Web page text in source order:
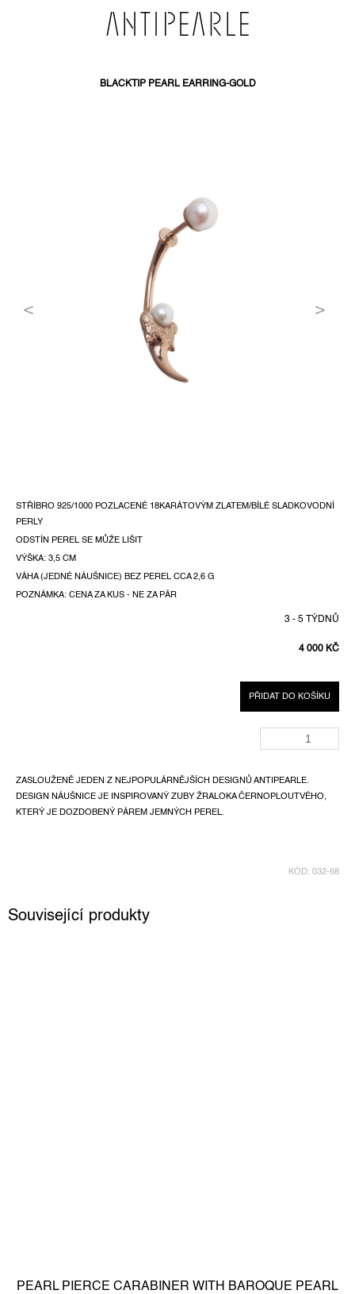
BLACKTIP PEARL EARRING-GOLD
4 000 KČ
CENA:
3 - 5 TÝDNŮ
PŘIDAT DO KOŠÍKU
STŘÍBRO 925/1000 POZLACENÉ 18KARÁTOVÝM ZLATEM/BÍLÉ SLADKOVODNÍ
PERLY
ODSTÍN PEREL SE MŮŽE LIŠIT
VÝŠKA: 3,5 CM
VÁHA (JEDNÉ NÁUŠNICE) BEZ PEREL CCA 2,6 G
POZNÁMKA: CENA ZA KUS - NE ZA PÁR
ZASLOUŽENĚ JEDEN Z NEJPOPULÁRNĚJŠÍCH DESIGNŮ ANTIPEARLE.
DESIGN NÁUŠNICE JE INSPIROVANÝ ZUBY ŽRALOKA ČERNOPLOUTVÉHO,
KTERÝ JE DOZDOBENÝ PÁREM JEMNÝCH PEREL.
KÓD: 032-68
Související produkty
PEARL PIERCE CARABINER WITH BAROQUE PEARL